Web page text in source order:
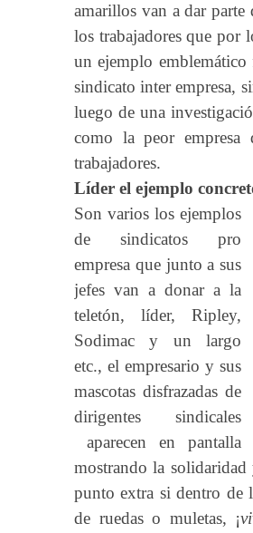
amarillos van a dar parte
los trabajadores que por
un ejemplo
sindicato inter empresa,
luego de una
como la peor empresa
trabajadores.
Líder el ejemplo
Son varios los ejemplos
de sindicatos pro
empresa que junto a sus
jefes van a donar a la
teletón, líder, Ripley,
Sodimac y un largo
etc., el empresario y sus
mascotas disfrazadas de
dirigentes sindicales
aparecen en pantalla
mostrando la
punto extra si dentro de
de ruedas o muletas, ¡